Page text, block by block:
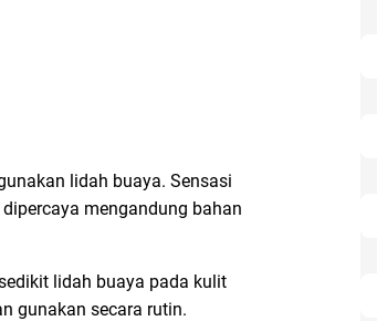
lidah buaya. Sensasi
mengandung bahan
lidah buaya pada kulit
gunakan secara rutin.